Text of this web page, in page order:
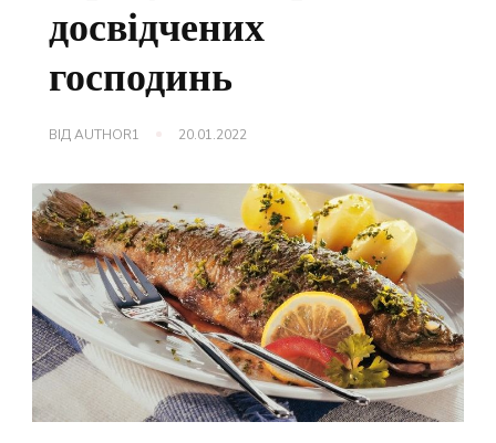
досвідчених
господинь
ВІДAUTHOR1 20.01.2022